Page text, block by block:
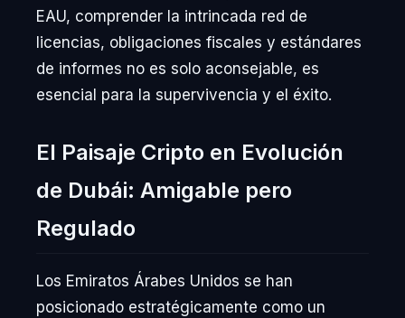
EAU, comprender la intrincada red de
licencias, obligaciones fiscales y estándares
de informes no es solo aconsejable, es
esencial para la supervivencia y el éxito.
El Paisaje Cripto en Evolución
de Dubái: Amigable pero
Regulado
Los Emiratos Árabes Unidos se han
posicionado estratégicamente como un